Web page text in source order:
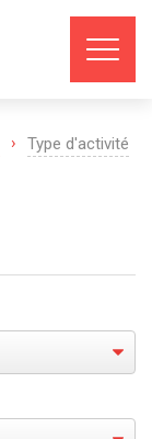
›
Type d'activité